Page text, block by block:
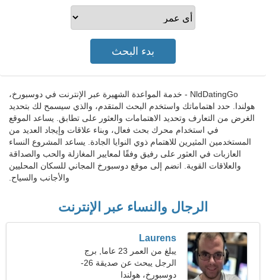
NldDatingGo - خدمة المواعدة الشهيرة عبر الإنترنت في دوسبورخ،
هولندا. حدد اهتماماتك واستخدم البحث المتقدم، والذي سيسمح لك بتحديد
الغرض من التعارف وتحديد الاهتمامات والعثور على تطابق. يساعد الموقع
في استخدام محرك بحث فعال، وبناء علاقات وإيجاد العديد من
المستخدمين المثيرين للاهتمام ذوي النوايا الجادة. يساعد المشروع النساء
العازبات في العثور على رفيق وفقًا لمعايير المغازلة والحب والصداقة
والعلاقات القوية. انضم إلى موقع دوسبورخ المجاني للسكان المحليين
والأجانب والسياح.
الرجال والنساء عبر الإنترنت
Laurens
يبلغ من العمر 23 عاما, برج
العقرب
الرجل يبحث عن صديقة 26-
31
دوسبورخ، هولندا